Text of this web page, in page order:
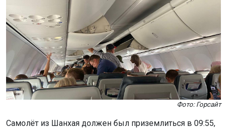
Фото: Горсайт
Самолёт из Шанхая должен был приземлиться в 09:55,